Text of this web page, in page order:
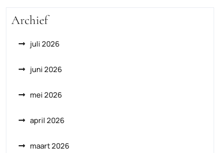
Archief
juli 2026
juni 2026
mei 2026
april 2026
maart 2026